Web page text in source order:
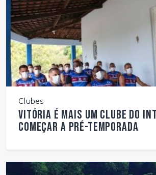
Clubes
Vitória é mais um clube do
começar a pré-temporada